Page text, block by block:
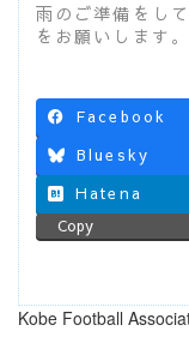
雨のご準備をし
をお願いします。
Facebook
Bluesky
Hatena
Copy
Kobe Football